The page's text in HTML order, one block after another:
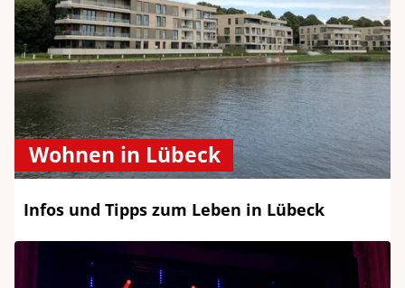
Wohnen in Lübeck
Infos und Tipps zum Leben in Lübeck